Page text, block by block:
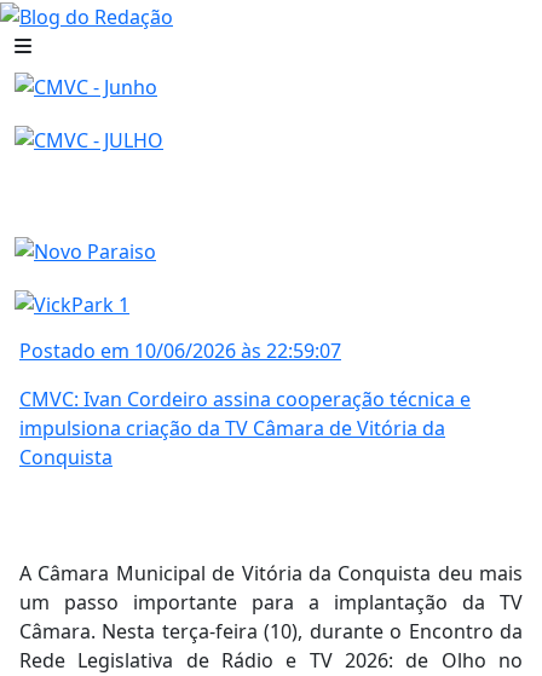
Postado em 10/06/2026 às 22:59:07
CMVC: Ivan Cordeiro assina cooperação técnica e
impulsiona criação da TV Câmara de Vitória da
Conquista
A Câmara Municipal de Vitória da Conquista deu mais
um passo importante para a implantação da TV
Câmara. Nesta terça-feira (10), durante o Encontro da
Rede Legislativa de Rádio e TV 2026: de Olho no